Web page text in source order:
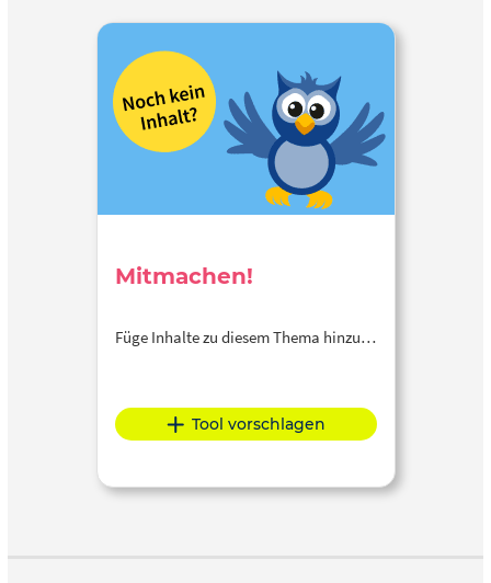
Mitmachen!
Füge Inhalte zu diesem Thema hinzu…
Tool vorschlagen